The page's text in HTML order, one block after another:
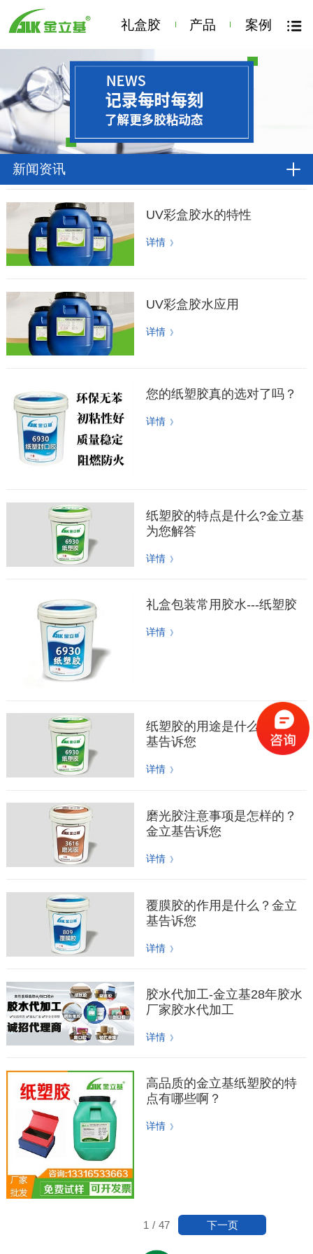
礼盒胶 产品 案例
新闻资讯
UV彩盒胶水的特性
详情 》
UV彩盒胶水应用
详情 》
您的纸塑胶真的选对了吗？
详情 》
纸塑胶的特点是什么?金立基
为您解答
详情 》
礼盒包装常用胶水---纸塑胶
详情 》
纸塑胶的用途是什么？金立
基告诉您
详情 》
磨光胶注意事项是怎样的？
金立基告诉您
详情 》
覆膜胶的作用是什么？金立
基告诉您
详情 》
胶水代加工-金立基28年胶水
厂家胶水代加工
详情 》
高品质的金立基纸塑胶的特
点有哪些啊？
详情 》
1 / 47 下一页